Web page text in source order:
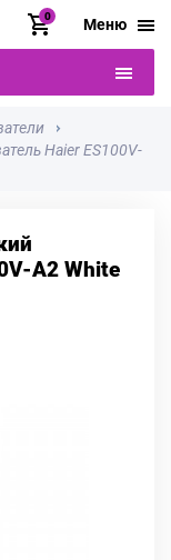
0 Меню
Haier ES100V-
A2 White